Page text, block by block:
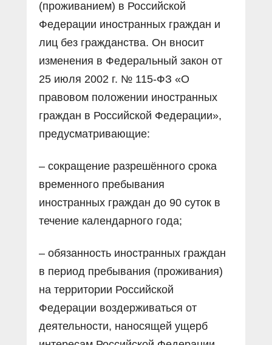
(проживанием) в Российской
Федерации иностранных граждан и
лиц без гражданства. Он вносит
изменения в Федеральный закон от
25 июля 2002 г. № 115-ФЗ «О
правовом положении иностранных
граждан в Российской Федерации»,
предусматривающие:
– сокращение разрешённого срока
временного пребывания
иностранных граждан до 90 суток в
течение календарного года;
– обязанность иностранных граждан
в период пребывания (проживания)
на территории Российской
Федерации воздерживаться от
деятельности, наносящей ущерб